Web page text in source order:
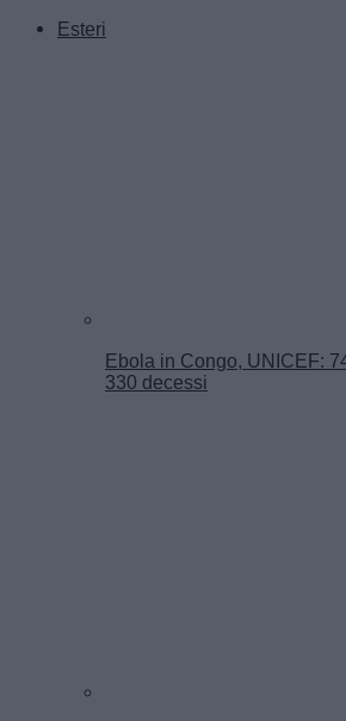
Esteri
Ebola in Congo, UNICEF:
330 decessi